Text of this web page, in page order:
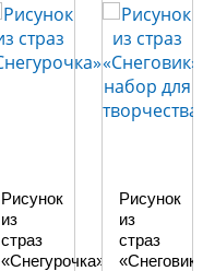
Рисунок
из
страз
«Снегурочка»
Рисунок
из
страз
«Снеговик»,